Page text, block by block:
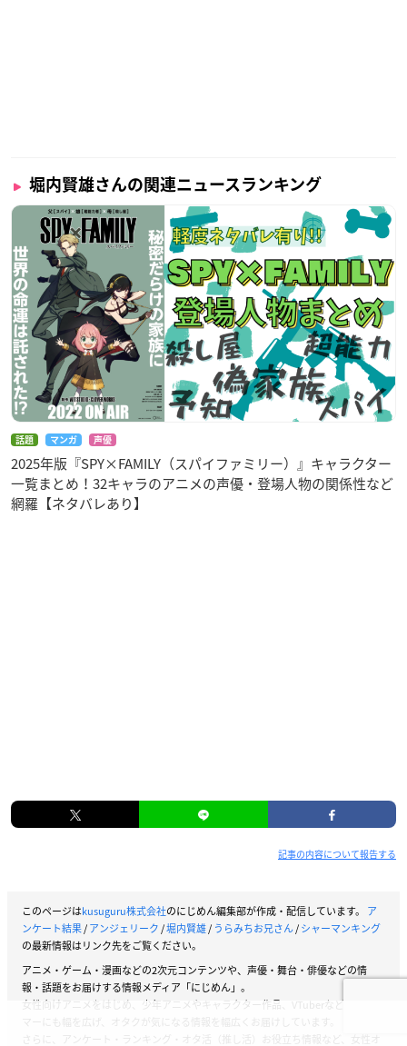
堀内賢雄さんの関連ニュースランキング
話題 マンガ 声優
2025年版『SPY×FAMILY（スパイファミリー）』キャラクター
一覧まとめ！32キャラのアニメの声優・登場人物の関係性など
網羅【ネタバレあり】
記事の内容について報告する
このページはkusuguru株式会社のにじめん編集部が作成・配信しています。 ア
ンケート結果/アンジェリーク/堀内賢雄/ うらみちお兄さん/シャーマンキング
の最新情報はリンク先をご覧ください。
アニメ・ゲーム・漫画などの2次元コンテンツや、声優・舞台・俳優などの情
報・話題をお届けする情報メディア「にじめん」。
女性向けアニメをはじめ、少年アニメやキャラクター作品、VTuberなどストリー
マーにも幅を広げ、オタクが気になる情報を幅広くお届けしています。
さらに、アンケート・ランキング・オタ活（推し活）お役立ち情報など、女性オ